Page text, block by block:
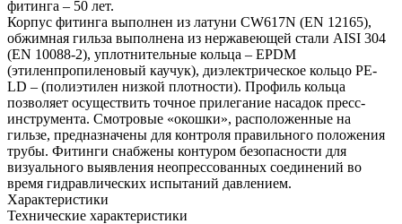
фитинга – 50 лет.
Корпус фитинга выполнен из латуни CW617N (EN 12165),
обжимная гильза выполнена из нержавеющей стали AISI 304
(EN 10088-2), уплотнительные кольца – EPDM
(этиленпропиленовый каучук), диэлектрическое кольцо PE-
LD – (полиэтилен низкой плотности). Профиль кольца
позволяет осуществить точное прилегание насадок пресс-
инструмента. Смотровые «окошки», расположенные на
гильзе, предназначены для контроля правильного положения
трубы. Фитинги снабжены контуром безопасности для
визуального выявления неопрессованных соединений во
время гидравлических испытаний давлением.
Характеристики
Технические характеристики